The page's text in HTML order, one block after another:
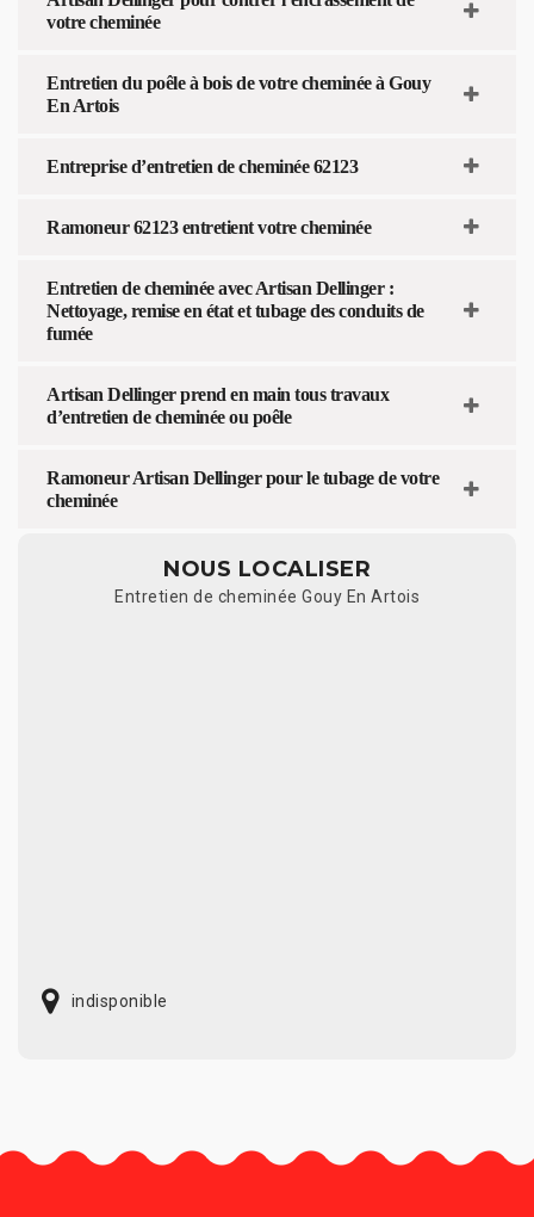
votre cheminée
Entretien du poêle à bois de votre cheminée à Gouy
En Artois
Entreprise d’entretien de cheminée 62123
Ramoneur 62123 entretient votre cheminée
Entretien de cheminée avec Artisan Dellinger :
Nettoyage, remise en état et tubage des conduits de
fumée
Artisan Dellinger prend en main tous travaux
d’entretien de cheminée ou poêle
Ramoneur Artisan Dellinger pour le tubage de votre
cheminée
NOUS LOCALISER
Entretien de cheminée Gouy En Artois
indisponible